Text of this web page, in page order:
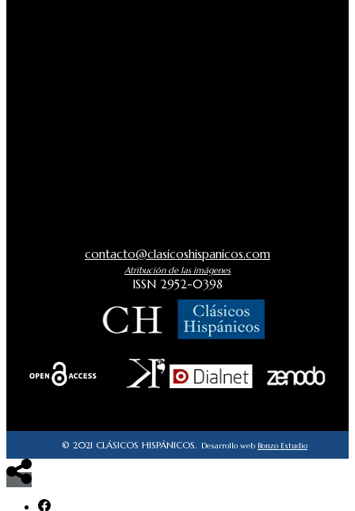
contacto@clasicoshispanicos.com
Atribución de las imágenes
ISSN 2952-0398
© 2021 CLÁSICOS HISPÁNICOS. Desarrollo web Bonzo Estudio